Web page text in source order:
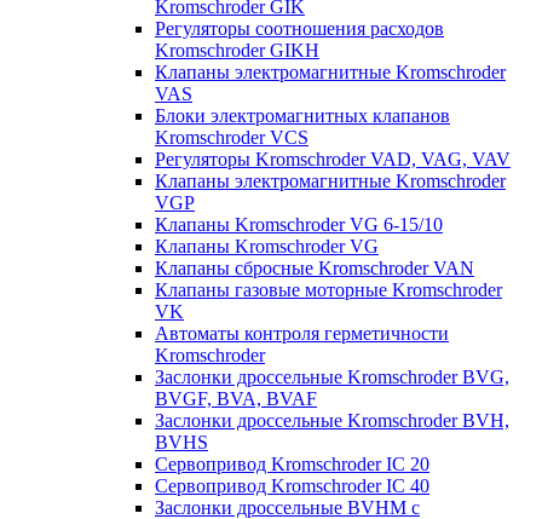
Kromschroder GIK
Регуляторы соотношения расходов
Kromschroder GIKH
Клапаны электромагнитные Kromschroder
VAS
Блоки электромагнитных клапанов
Kromschroder VCS
Регуляторы Kromschroder VAD, VAG, VAV
Клапаны электромагнитные Kromschroder
VGP
Клапаны Kromschroder VG 6-15/10
Клапаны Kromschroder VG
Клапаны сбросные Kromschroder VAN
Клапаны газовые моторные Kromschroder
VK
Автоматы контроля герметичности
Kromschroder
Заслонки дроссельные Kromschroder BVG,
BVGF, BVA, BVAF
Заслонки дроссельные Kromschroder BVH,
BVHS
Сервопривод Kromschroder IC 20
Сервопривод Kromschroder IC 40
Заслонки дроссельные BVHM с